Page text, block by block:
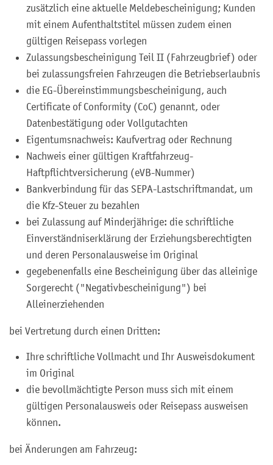
zusätzlich eine aktuelle Meldebescheinigung; Kunden
mit einem Aufenthaltstitel müssen zudem einen
gültigen Reisepass vorlegen
Zulassungsbescheinigung Teil II (Fahrzeugbrief) oder
bei zulassungsfreien Fahrzeugen die Betriebserlaubnis
die EG-Übereinstimmungsbescheinigung, auch
Certificate of Conformity (CoC) genannt, oder
Datenbestätigung oder Vollgutachten
Eigentumsnachweis: Kaufvertrag oder Rechnung
Nachweis einer gültigen Kraftfahrzeug-
Haftpflichtversicherung (eVB-Nummer)
Bankverbindung für das SEPA-Lastschriftmandat, um
die Kfz-Steuer zu bezahlen
bei Zulassung auf Minderjährige: die schriftliche
Einverständniserklärung der Erziehungsberechtigten
und deren Personalausweise im Original
gegebenenfalls eine Bescheinigung über das alleinige
Sorgerecht ("Negativbescheinigung") bei
Alleinerziehenden
bei Vertretung durch einen Dritten:
Ihre schriftliche Vollmacht und Ihr Ausweisdokument
im Original
die bevollmächtigte Person muss sich mit einem
gültigen Personalausweis oder Reisepass ausweisen
können.
bei Änderungen am Fahrzeug: